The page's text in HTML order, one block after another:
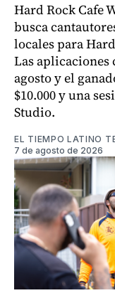
Hard Rock Cafe
busca
locales para
Las aplicaciones
agosto y el
$10.000 y una
Studio.
EL TIEMPO LATINO
7 de agosto de 2026